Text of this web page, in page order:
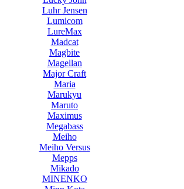
Luhr Jensen
Lumicom
LureMax
Madcat
Magbite
Magellan
Major Craft
Maria
Marukyu
Maruto
Maximus
Megabass
Meiho
Meiho Versus
Mepps
Mikado
MINENKO